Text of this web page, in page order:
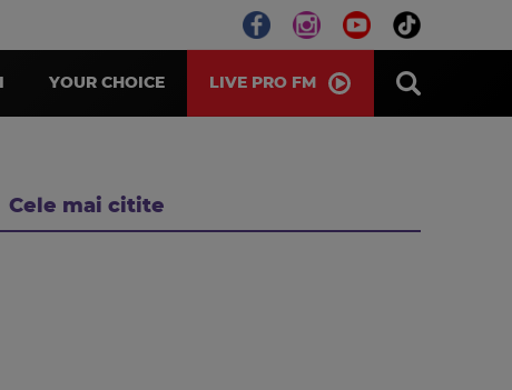
YOUR CHOICE LIVE PRO FM
Cele mai citite